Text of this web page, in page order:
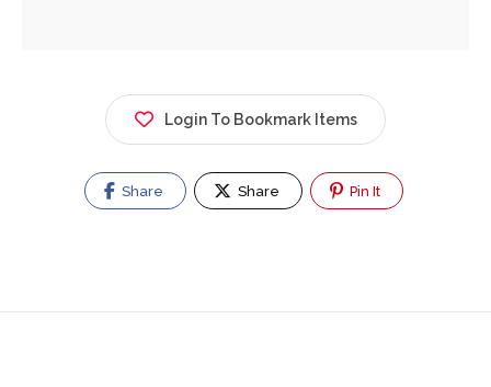
Login To Bookmark Items
Share Share Pin It